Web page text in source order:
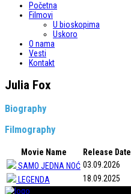
Početna
Filmovi
U bioskopima
Uskoro
O nama
Vesti
Kontakt
Julia Fox
Biography
Filmography
Movie Name
Release Date
SAMO JEDNA NOĆ 03.09.2026
LEGENDA
18.09.2025